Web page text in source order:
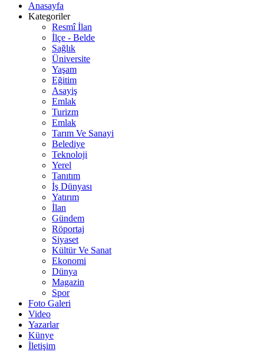
Anasayfa
Kategoriler
Resmî İlan
İlçe - Belde
Sağlık
Üniversite
Yaşam
Eğitim
Asayiş
Emlak
Turizm
Emlak
Tarım Ve Sanayi
Belediye
Teknoloji
Yerel
Tanıtım
İş Dünyası
Yatırım
İlan
Gündem
Röportaj
Siyaset
Kültür Ve Sanat
Ekonomi
Dünya
Magazin
Spor
Foto Galeri
Video
Yazarlar
Künye
İletişim